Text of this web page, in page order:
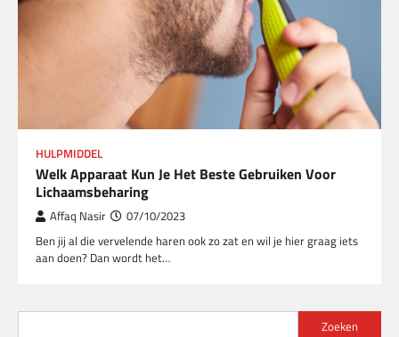
HULPMIDDEL
Welk Apparaat Kun Je Het Beste Gebruiken Voor
Lichaamsbeharing
Affaq Nasir 07/10/2023
Ben jij al die vervelende haren ook zo zat en wil je hier graag iets
aan doen? Dan wordt het…
Zoeken